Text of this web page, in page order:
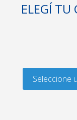
ELEGÍ TU